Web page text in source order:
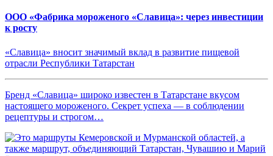
ООО «Фабрика мороженого «Славица»: через инвестиции
к росту
«Славица» вносит значимый вклад в развитие пищевой
отрасли Республики Татарстан
Бренд «Славица» широко известен в Татарстане вкусом
настоящего мороженого. Секрет успеха — в соблюдении
рецептуры и строгом…